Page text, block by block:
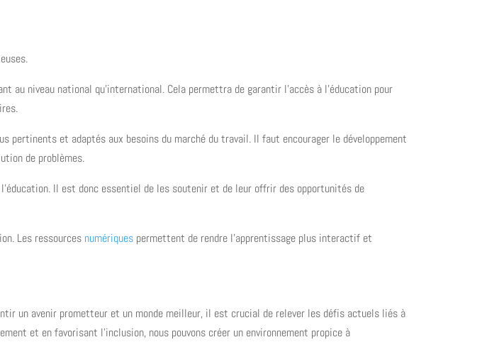
au niveau national qu’international. Cela permettra de garantir l’accès à l’éducation pour
pertinents et adaptés aux besoins du marché du travail. Il faut encourager le développement
de problèmes.
Il est donc essentiel de les soutenir et de leur offrir des opportunités de
Les ressources numériques permettent de rendre l’apprentissage plus interactif et
un avenir prometteur et un monde meilleur, il est crucial de relever les défis actuels liés à
et en favorisant l’inclusion, nous pouvons créer un environnement propice à